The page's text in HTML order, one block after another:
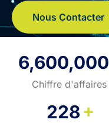
Nous Contacter
6,600,000
Chiffre d'affaires
228+